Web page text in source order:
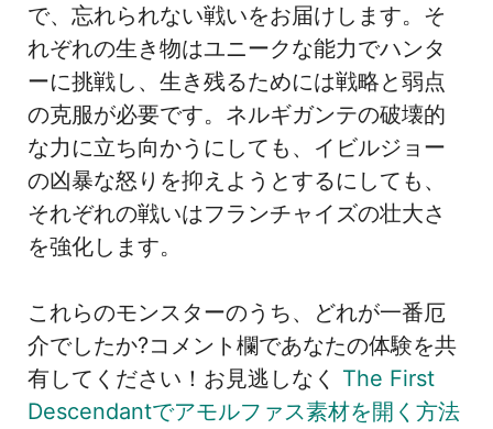
で、忘れられない戦いをお届けします。そ
れぞれの生き物はユニークな能力でハンタ
ーに挑戦し、生き残るためには戦略と弱点
の克服が必要です。ネルギガンテの破壊的
な力に立ち向かうにしても、イビルジョー
の凶暴な怒りを抑えようとするにしても、
それぞれの戦いはフランチャイズの壮大さ
を強化します。
これらのモンスターのうち、どれが一番厄
介でしたか?コメント欄であなたの体験を共
有してください！お見逃しなく The First
Descendantでアモルファス素材を開く方法